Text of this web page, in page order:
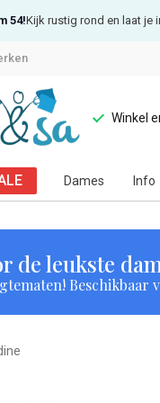
54!Kijk rustig rond en laat je
Winkel
Dames Info
de leukste